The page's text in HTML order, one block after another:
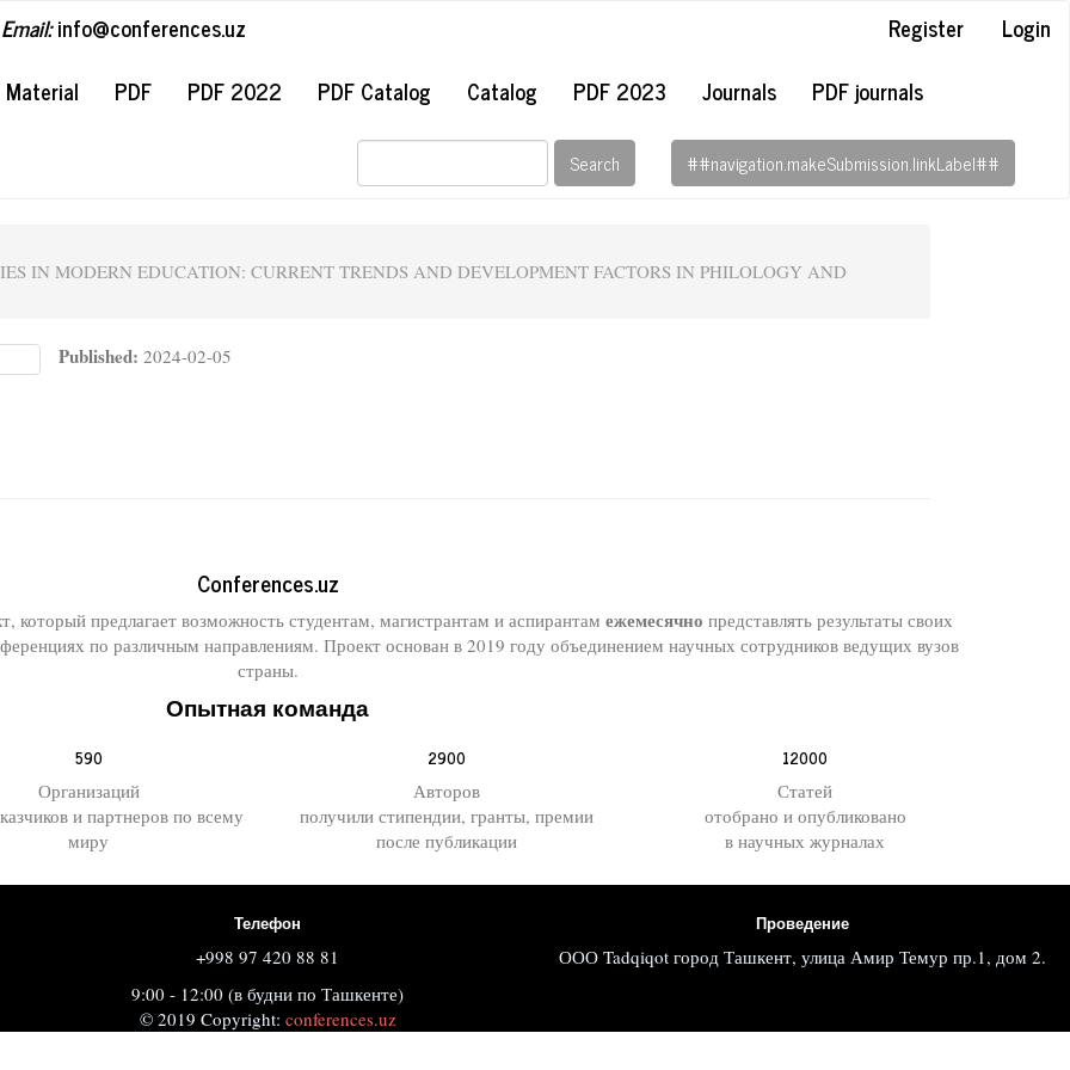
Email:info@conferences.uz Register
Login
Material PDF PDF 2022 PDF Catalog Catalog PDF 2023 Journals PDF journals
Search ##navigation.makeSubmission.linkLabel##
IN MODERN EDUCATION: CURRENT TRENDS AND DEVELOPMENT FACTORS IN PHILOLOGY AND
Published: 2024-02-05
Conferences.uz
который предлагает возможность студентам, магистрантам и аспирантам ежемесячно представлять результаты своих
по различным направлениям. Проект основан в 2019 году объединением научных сотрудников ведущих вузов
страны.
Опытная команда
590
Организаций
и партнеров по всему
миру
2900
Авторов
получили стипендии, гранты, премии
после публикации
12000
Статей
отобрано и опубликовано
в научных журналах
Телефон
+998 97 420 88 81
9:00 - 12:00 (в будни по Ташкенте)
Проведение
ООО Tadqiqot город Ташкент, улица Амир Темур пр.1, дом 2.
© 2019 Copyright: conferences.uz